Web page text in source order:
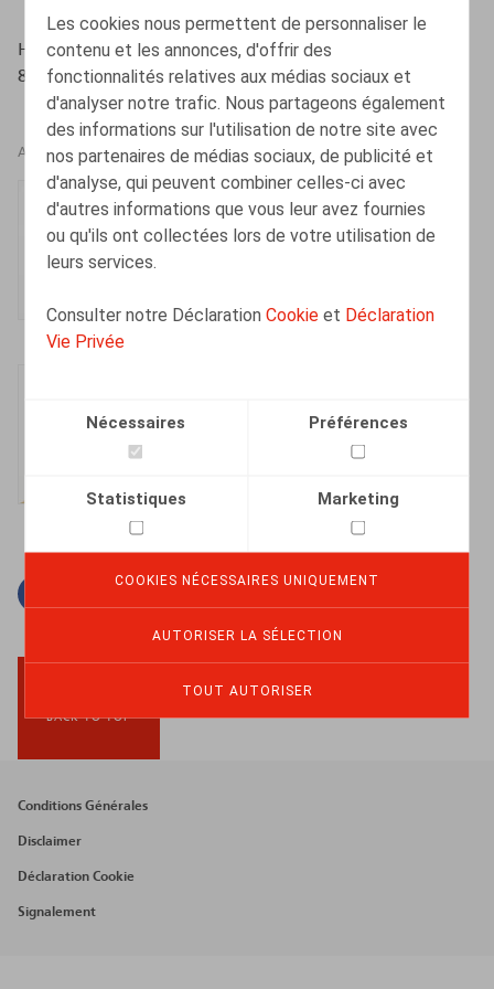
Les cookies nous permettent de personnaliser le
contenu et les annonces, d'offrir des
fonctionnalités relatives aux médias sociaux et
d'analyser notre trafic. Nous partageons également
des informations sur l'utilisation de notre site avec
nos partenaires de médias sociaux, de publicité et
d'analyse, qui peuvent combiner celles-ci avec
d'autres informations que vous leur avez fournies
ou qu'ils ont collectées lors de votre utilisation de
leurs services.
Consulter notre DéclarationCookie et Déclaration
Vie Privée
Nécessaires Préférences
Statistiques Marketing
COOKIES NÉCESSAIRES UNIQUEMENT
AUTORISER LA SÉLECTION
TOUT AUTORISER
Huart, C., Pâques, S., Life & Benefits, 2020, nr. 09, pp. 6 -
8
AUTEURS
Simon Pâques
Senior Associate
Senior Associate
BACK TO TOP
Footer
menu
Conditions Générales
Disclaimer
Déclaration Cookie
Signalement